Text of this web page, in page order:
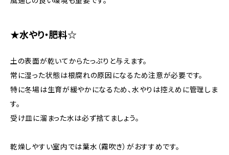
★水やり・肥料☆
土の表面が乾いてからたっぷりと与えます。
常に湿った状態は根腐れの原因になるため注意が必要です。
特に冬場は生育が緩やかになるため、水やりは控えめに管理しま
す。
受け皿に溜まった水は必ず捨てましょう。
乾燥しやすい室内では葉水（霧吹き）がおすすめです。